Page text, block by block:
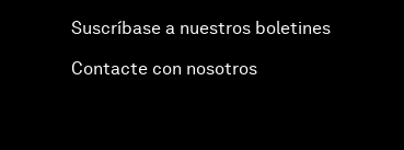
Suscríbase a nuestros boletines
Contacte con nosotros